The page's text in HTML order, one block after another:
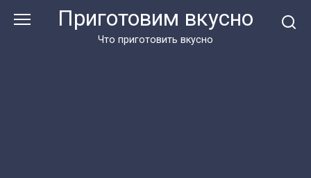
Приготовим вкусно
Что приготовить вкусно